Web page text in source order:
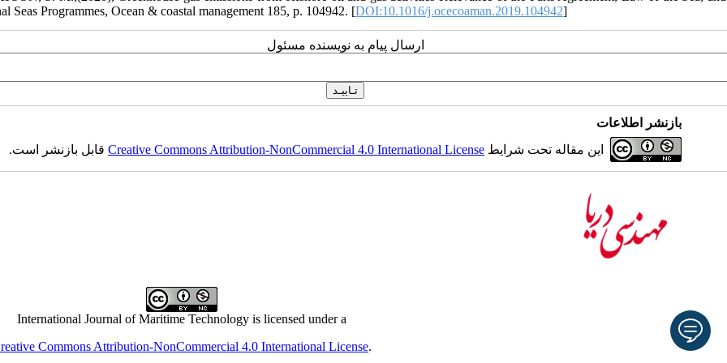
Seas Programmes, Ocean & coastal management 185, p. 104942. [DOI:10.1016/j.ocecoaman.2019.104942]
ارسال پیام به نویسنده مسئول
بازنشر اطلاعات
این مقاله تحت شرایط Creative Commons Attribution-NonCommercial 4.0 International Licenseقابل بازنشر است.
International Journal of Maritime Technology is licensed under a
Commons Attribution-NonCommercial 4.0 International License.